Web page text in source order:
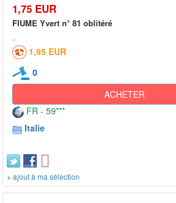
1,75 EUR
FIUME Yvert n° 81 oblitéré
1,95 EUR
0
ACHETER
FR - 59***
Italie
+ ajout à ma sélection